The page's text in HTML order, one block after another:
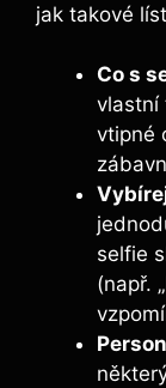
jak takové
Co s
vlastní
vtipné
selfie
(např.